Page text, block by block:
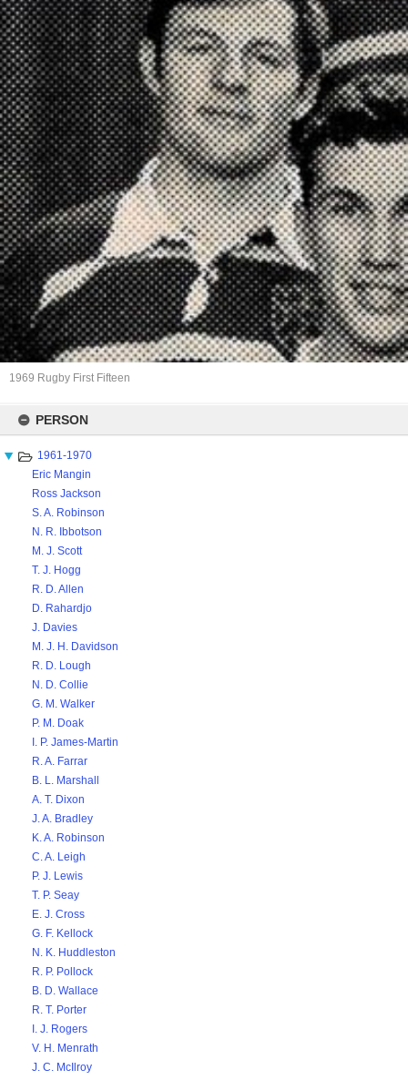
content
PERSON
1961-1970
Eric Mangin
Ross Jackson
S. A. Robinson
N. R. Ibbotson
M. J. Scott
T. J. Hogg
R. D. Allen
D. Rahardjo
J. Davies
M. J. H. Davidson
R. D. Lough
N. D. Collie
G. M. Walker
P. M. Doak
I. P. James-Martin
R. A. Farrar
B. L. Marshall
A. T. Dixon
J. A. Bradley
K. A. Robinson
C. A. Leigh
P. J. Lewis
T. P. Seay
E. J. Cross
G. F. Kellock
N. K. Huddleston
R. P. Pollock
B. D. Wallace
R. T. Porter
I. J. Rogers
V. H. Menrath
J. C. McIlroy
1969 Rugby First Fifteen